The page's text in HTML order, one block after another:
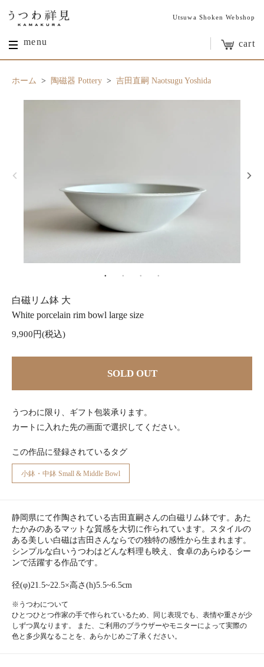
Utsuwa Shoken Webshop
menu cart
ホーム > 陶磁器 Pottery > 吉田直嗣 Naotsugu Yoshida
白磁リム鉢 大
White porcelain rim bowl large size
9,900円(税込)
SOLD OUT
うつわに限り、ギフト包装承ります。
カートに入れた先の画面で選択してください。
この作品に登録されているタグ
小鉢・中鉢 Small & Middle Bowl
静岡県にて作陶されている吉田直嗣さんの白磁リム鉢です。あた
たかみのあるマットな質感を大切に作られています。スタイルの
ある美しい白磁は吉田さんならでの独特の感性から生まれます。
シンプルな白いうつわはどんな料理も映え、食卓のあらゆるシー
ンで活躍する作品です。
径(φ)21.5~22.5×高さ(h)5.5~6.5cm
※うつわについて
ひとつひとつ作家の手で作られているため、同じ表現でも、表情や重さが少
しずつ異なります。 また、ご利用のブラウザーやモニターによって実際の
色と多少異なることを、あらかじめご了承ください。